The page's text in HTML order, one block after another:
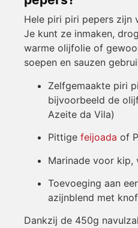
Hele piri piri pepers zijn
Je kunt ze inmaken,
warme olijfolie of
soepen en sauzen
Zelfgemaakte piri
bijvoorbeeld de
Azeite da Vila)
Pittige feijoada of
Marinade voor kip,
Toevoeging aan
azijnblend met
Dankzij de 450g